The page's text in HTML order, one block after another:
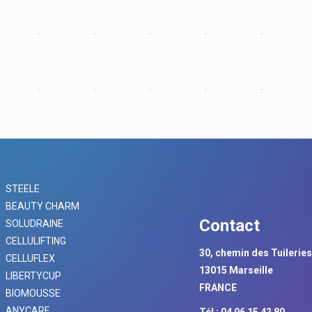
STEELE
BEAUTY CHARM
SOLUDRAINE
CELLULIFTING
CELLUFLEX
LIBERTYCUP
BIOMOUSSE
Contact
30, chemin des Tuileries
13015 Marseille
FRANCE